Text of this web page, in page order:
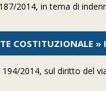
2014, in tema di
COSTITUZIONALE »
194/2014, sul diritto del